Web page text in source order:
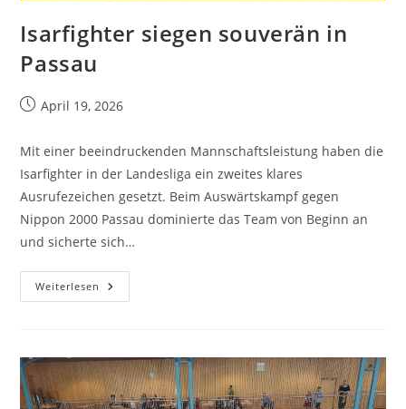
Isarfighter siegen souverän in
Passau
April 19, 2026
Mit einer beeindruckenden Mannschaftsleistung haben die
Isarfighter in der Landesliga ein zweites klares
Ausrufezeichen gesetzt. Beim Auswärtskampf gegen
Nippon 2000 Passau dominierte das Team von Beginn an
und sicherte sich…
Weiterlesen